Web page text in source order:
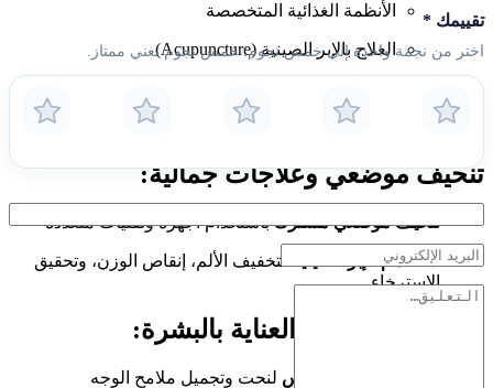
الأنظمة الغذائية المتخصصة
العلاج بالإبر الصينية (Acupuncture)
تقنيات زرع الخيوط
تنحيف موضعي وعلاجات جمالية:
تنحيف موضعي مشتركباستخدام أجهزة وتقنيات متعددة
استخدام الإبر الصينية
لتخفيف الألم، إنقاص الوزن، وتحقيق
الاسترخاء
خدمات التجميل والعناية بالبشرة:
حقن الفيلر والبوتوكس لنحت وتجميل ملامح الوجه
تقييمك *
اختر من نجمة واحدة إلى خمس نجوم؛ خمس نجوم تعني ممتاز.